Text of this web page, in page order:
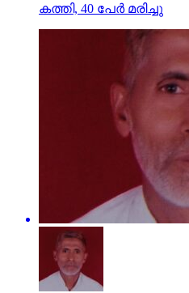
കത്തി, 40 പേര്‍ മരിച്ചു